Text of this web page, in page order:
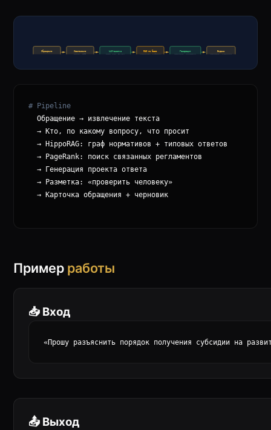
# Pipeline
  Обращение → извлечение текста
  → Кто, по какому вопросу, что просит
  → HippoRAG: граф нормативов + типовых ответов
  → PageRank: поиск связанных регламентов
  → Генерация проекта ответа
  → Разметка: «проверить человеку»
  → Карточка обращения + черновик
Пример работы
📥 Вход
«Прошу разъяснить порядок получения субсидии на
📤 Выход